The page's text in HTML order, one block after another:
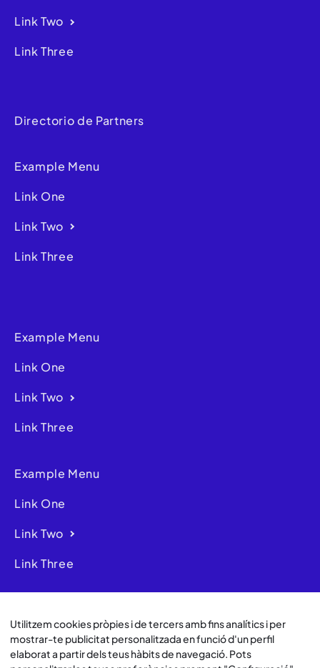
Link Two
Link Three
Directorio de Partners
Example Menu
Link One
Link Two
Link Three
Example Menu
Link One
Link Two
Link Three
Example Menu
Link One
Link Two
Link Three
Utilitzem cookies pròpies i de tercers amb fins analítics i per
mostrar-te publicitat personalitzada en funció d'un perfil
elaborat a partir dels teus hàbits de navegació. Pots